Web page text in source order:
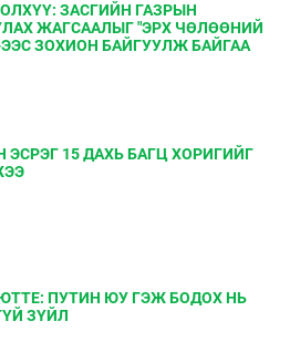
ЗАСГИЙН ГАЗРЫН
ЖАГСААЛЫГ "ЭРХ ЧӨЛӨӨНИЙ
ЗОХИОН БАЙГУУЛЖ БАЙГАА
ЭСРЭГ 15 ДАХЬ БАГЦ ХОРИГИЙГ
ПУТИН ЮУ ГЭЖ БОДОХ НЬ
ЗҮЙЛ